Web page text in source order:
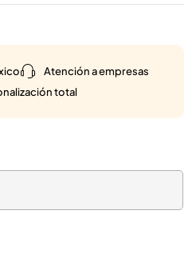
Atención a empresas
total